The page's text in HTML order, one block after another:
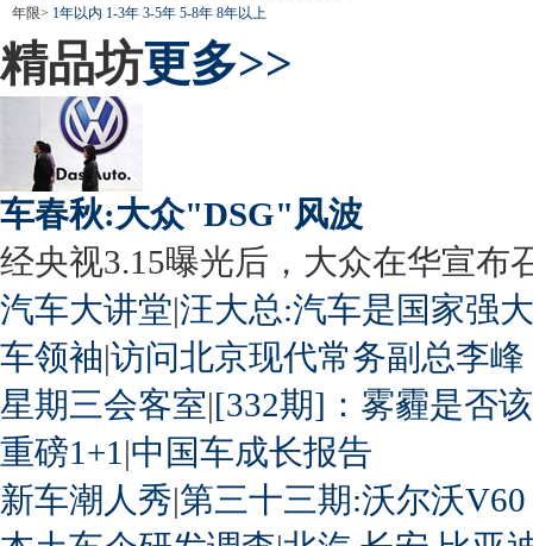
年限> 1年以内 1-3年 3-5年 5-8年 8年以上
精品坊更多>>
车春秋:大众"DSG"风波
经央视3.15曝光后，大众在华宣布
汽车大讲堂|汪大总:汽车是国家强
车领袖|访问北京现代常务副总李峰
星期三会客室|[332期]：雾霾是否
重磅1+1 |中国车成长报告
新车潮人秀|第三十三期:沃尔沃